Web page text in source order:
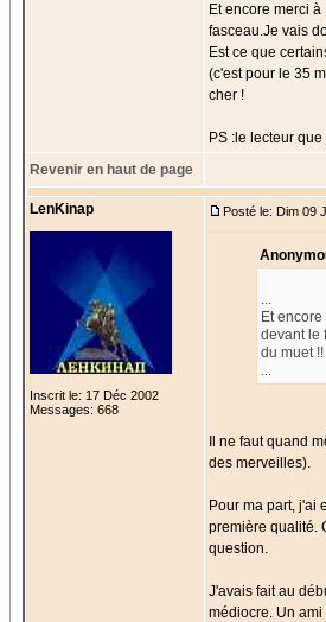
Et encore merci
fasceau.Je vais
Est ce que
(c'est pour le 35
cher !
PS :le lecteur
Revenir en haut de page
LenKinap
Inscrit le: 17 Déc 2002
Messages: 668
Posté le: Dim 09
...
Et
devant le
du muet !!
...
Il ne faut quand
des merveilles).
Pour ma part, j'ai
première qualité.
question.
J'avais fait au
médiocre. Un